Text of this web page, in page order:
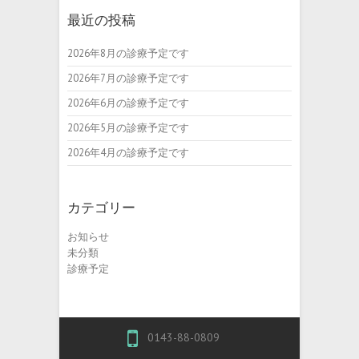
最近の投稿
2026年8月の診療予定です
2026年7月の診療予定です
2026年6月の診療予定です
2026年5月の診療予定です
2026年4月の診療予定です
カテゴリー
お知らせ
未分類
診療予定
0143-88-0809